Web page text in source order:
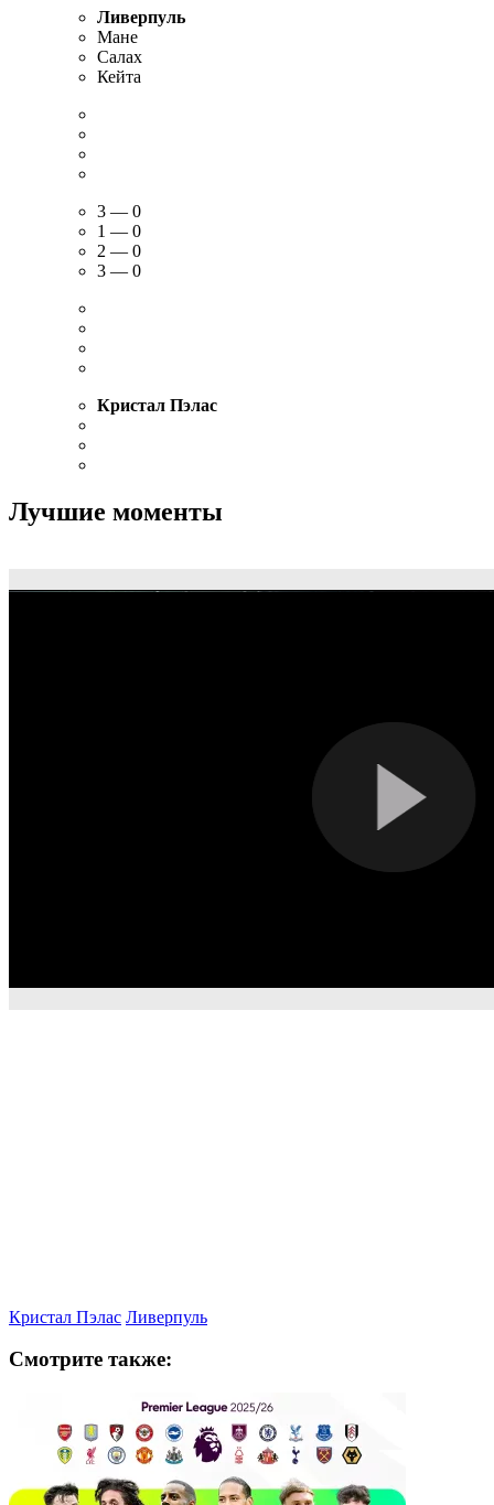
Ливерпуль
Мане
Салах
Кейта
3 — 0
1 — 0
2 — 0
3 — 0
Кристал Пэлас
Лучшие моменты
Кристал Пэлас Ливерпуль
Смотрите также: